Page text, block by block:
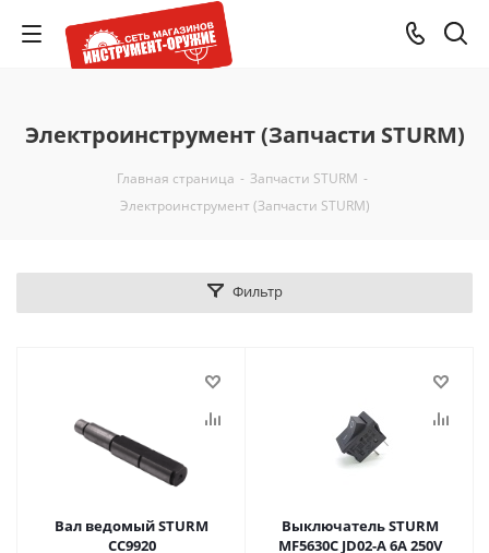
Электроинструмент (Запчасти STURM)
Главная страница - Запчасти STURM -
Электроинструмент (Запчасти STURM)
Фильтр
Вал ведомый STURM
CC9920
Выключатель STURM
MF5630C JD02-A 6A 250V